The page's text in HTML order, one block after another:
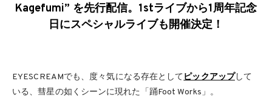
Kagefumi” を先行配信。1stライブから1周年記念
日にスペシャルライブも開催決定！
EYESCREAMでも、度々気になる存在としてピックアップして
いる、彗星の如くシーンに現れた「踊Foot Works」。